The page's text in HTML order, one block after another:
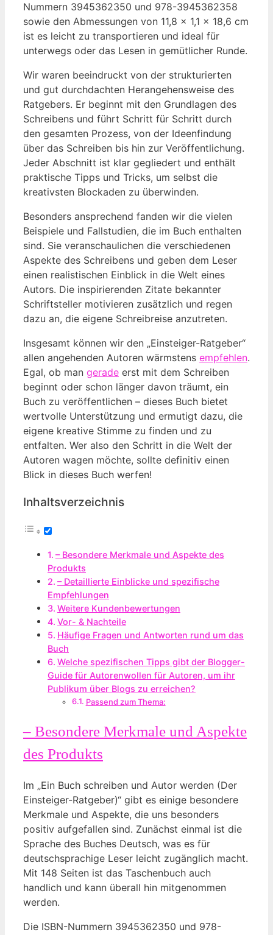
Nummern 3945362350 und 978-3945362358
sowie den Abmessungen von 11,8 x 1,1 x 18,6 cm
ist es leicht zu transportieren und ideal für
unterwegs oder das Lesen in gemütlicher Runde.
Wir waren beeindruckt von der strukturierten
und gut durchdachten Herangehensweise des
Ratgebers. Er beginnt mit den Grundlagen des
Schreibens und führt Schritt für Schritt durch
den gesamten Prozess, von der Ideenfindung
über das Schreiben bis hin zur Veröffentlichung.
Jeder Abschnitt ist klar gegliedert und enthält
praktische Tipps und Tricks, um selbst die
kreativsten Blockaden zu überwinden.
Besonders ansprechend fanden wir die vielen
Beispiele und Fallstudien, die im Buch enthalten
sind. Sie veranschaulichen die verschiedenen
Aspekte des Schreibens und geben dem Leser
einen realistischen Einblick in die Welt eines
Autors. Die inspirierenden Zitate bekannter
Schriftsteller motivieren zusätzlich und regen
dazu an, die eigene Schreibreise anzutreten.
Insgesamt können wir den „Einsteiger-Ratgeber“
allen angehenden Autoren wärmstens empfehlen.
Egal, ob man gerade erst mit dem Schreiben
beginnt oder schon länger davon träumt, ein
Buch zu veröffentlichen – dieses Buch bietet
wertvolle Unterstützung und ermutigt dazu, die
eigene kreative Stimme zu finden und zu
entfalten. Wer also den Schritt in die Welt der
Autoren wagen möchte, sollte definitiv einen
Blick in dieses Buch werfen!
Inhaltsverzeichnis
– Besondere Merkmale und Aspekte des
Produkts
– Detaillierte Einblicke und spezifische
Empfehlungen
Weitere Kundenbewertungen
Vor- & Nachteile
Häufige Fragen und Antworten rund um das
Buch
Welche spezifischen Tipps gibt der Blogger-
Guide⁢ für Autorenwollen für Autoren, um ihr
Publikum über Blogs zu erreichen?
Passend zum Thema:
– Besondere Merkmale und Aspekte
des Produkts
Im „Ein Buch schreiben und Autor werden (Der
Einsteiger-Ratgeber)“ gibt es einige besondere
Merkmale und Aspekte, die uns besonders
positiv aufgefallen sind. Zunächst einmal ist die
Sprache des Buches Deutsch, was es für
deutschsprachige Leser leicht zugänglich macht.
Mit 148 Seiten ist das Taschenbuch auch
handlich und kann überall hin mitgenommen
werden.
Die ISBN-Nummern 3945362350 und 978-